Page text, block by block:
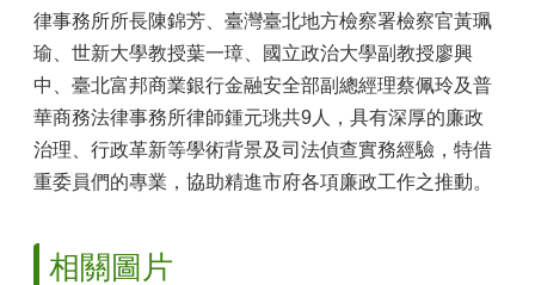
律事務所所長陳錦芳、臺灣臺北地方檢察署檢察官黃珮
瑜、世新大學教授葉一璋、國立政治大學副教授廖興
中、臺北富邦商業銀行金融安全部副總經理蔡佩玲及普
華商務法律事務所律師鍾元珧共9人，具有深厚的廉政
治理、行政革新等學術背景及司法偵查實務經驗，特借
重委員們的專業，協助精進市府各項廉政工作之推動。
相關圖片